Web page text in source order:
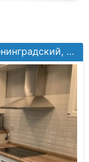
Щетинина ул, №9